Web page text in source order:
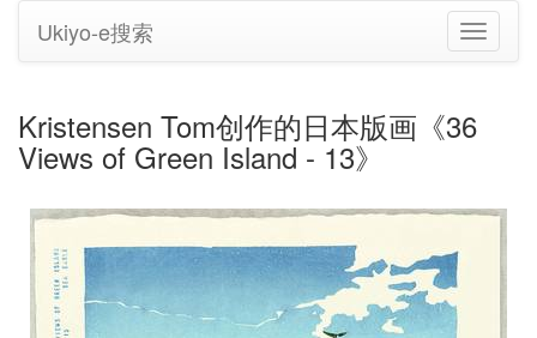
切
换
Ukiyo-e搜索
Kristensen Tom创作的日本版画《36
Views of Green Island - 13》